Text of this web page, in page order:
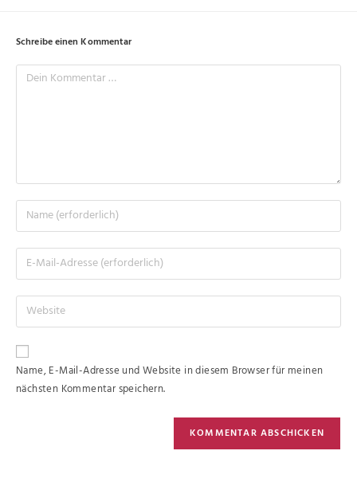
Schreibe einen Kommentar
Name, E-Mail-Adresse und Website in diesem Browser für meinen
nächsten Kommentar speichern.